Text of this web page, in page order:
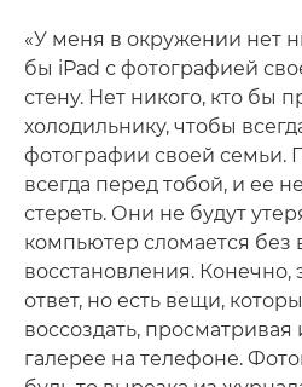
«У меня в окружении нет
бы iPad с фотографией
стену. Нет никого, кто бы
холодильнику, чтобы
фотографии своей семьи.
всегда перед тобой, и ее
стереть. Они не будут
компьютер сломается без
восстановления. Конечно,
ответ, но есть вещи,
воссоздать,
галерее на телефоне.